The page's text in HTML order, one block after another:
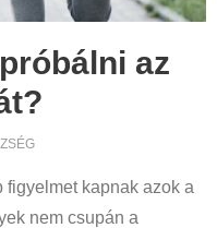
az
kapnak azok a
nem csupán a